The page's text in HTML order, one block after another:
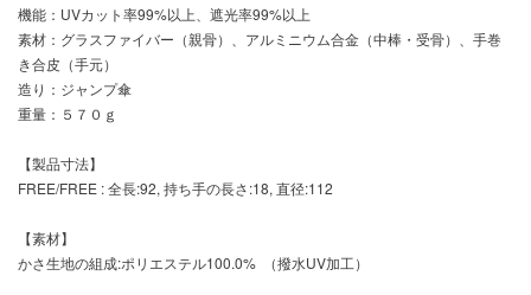
機能：UVカット率99%以上、遮光率99%以上
素材：グラスファイバー（親骨）、アルミニウム合金（中棒・受骨）、手巻
き合皮（手元）
造り：ジャンプ傘
重量：５７０ｇ
【製品寸法】
FREE/FREE : 全長:92, 持ち手の長さ:18, 直径:112
【素材】
かさ生地の組成:ポリエステル100.0% （撥水UV加工）